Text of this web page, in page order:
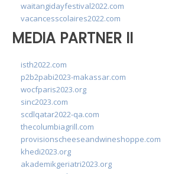
waitangidayfestival2022.com
vacancesscolaires2022.com
MEDIA PARTNER II
isth2022.com
p2b2pabi2023-makassar.com
wocfparis2023.org
sinc2023.com
scdlqatar2022-qa.com
thecolumbiagrill.com
provisionscheeseandwineshoppe.com
khedi2023.org
akademikgeriatri2023.org